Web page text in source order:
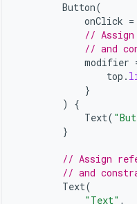
Button(
onClick =
// Assign
// and
modifier
top .
}
)
{
Text(
}
// Assign
// and
Text(
"Text" ,